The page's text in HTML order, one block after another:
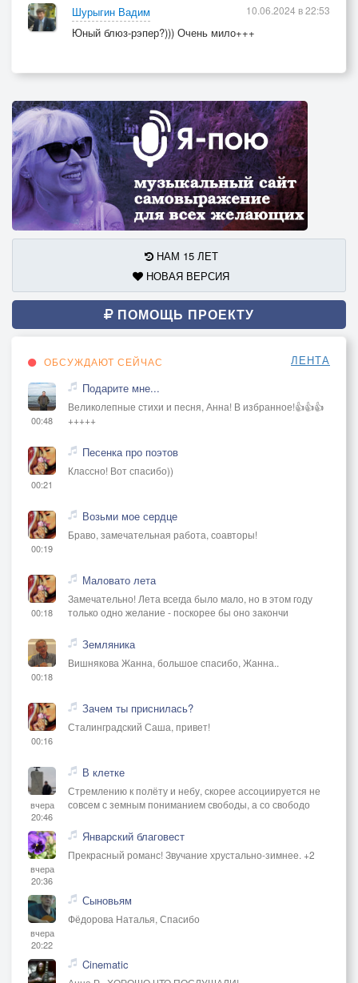
Шурыгин Вадим
Юный блюз-рэпер?))) Очень мило+++
10.06.2024 в 22:53
НАМ 15 ЛЕТ
НОВАЯ ВЕРСИЯ
ПОМОЩЬ ПРОЕКТУ
ОБСУЖДАЮТ СЕЙЧАС ЛЕНТА
00:48
Подарите мне...
Великолепные стихи и песня, Анна! В избранное!👍👍👍
+++++
00:21
Песенка про поэтов
Классно! Вот спасибо))
00:19
Возьми мое сердце
Браво, замечательная работа, соавторы!
00:18
Маловато лета
Замечательно! Лета всегда было мало, но в этом году
только одно желание - поскорее бы оно закончи
00:18
Земляника
Вишнякова Жанна, большое спасибо, Жанна..
00:16
Зачем ты приснилась?
Сталинградский Саша, привет!
вчера
20:46
В клетке
Стремлению к полёту и небу, скорее ассоциируется не
совсем с земным пониманием свободы, а со свободо
вчера
20:36
Январский благовест
Прекрасный романс! Звучание хрустально-зимнее. +2
вчера
20:22
Сыновьям
Фёдорова Наталья, Спасибо
Cinematic